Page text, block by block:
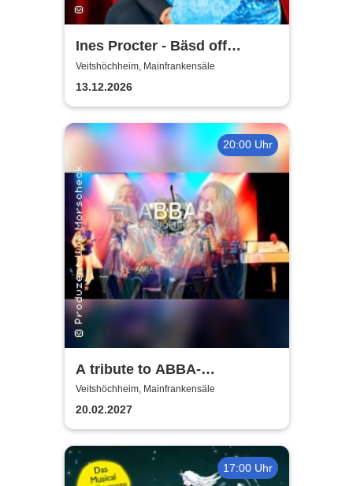
Ines Procter - Bäsd off
"Närrische Putzfraa"
Veitshöchheim, Mainfrankensäle
13.12.2026
20:00 Uhr
A tribute to ABBA-
unforgettable Konzert
Veitshöchheim, Mainfrankensäle
20.02.2027
17:00 Uhr